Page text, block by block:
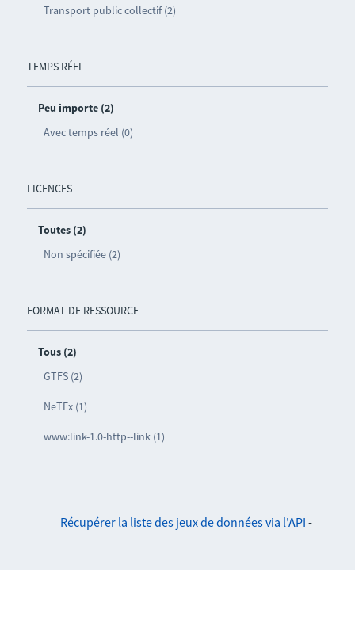
Transport public collectif (2)
TEMPS RÉEL
Peu importe (2)
Avec temps réel (0)
LICENCES
Toutes (2)
Non spécifiée (2)
FORMAT DE RESSOURCE
Tous (2)
GTFS (2)
NeTEx (1)
www:link-1.0-http--link (1)
Récupérer la liste des jeux de données via l'API -